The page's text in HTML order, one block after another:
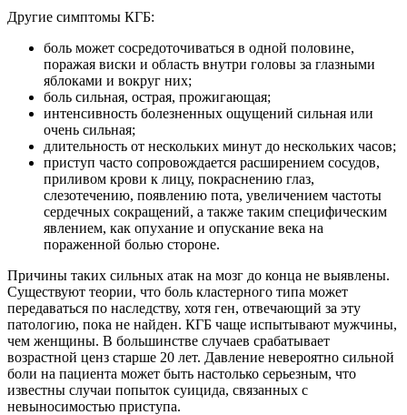
Другие симптомы КГБ:
боль может сосредоточиваться в одной половине,
поражая виски и область внутри головы за глазными
яблоками и вокруг них;
боль сильная, острая, прожигающая;
интенсивность болезненных ощущений сильная или
очень сильная;
длительность от нескольких минут до нескольких часов;
приступ часто сопровождается расширением сосудов,
приливом крови к лицу, покраснению глаз,
слезотечению, появлению пота, увеличением частоты
сердечных сокращений, а также таким специфическим
явлением, как опухание и опускание века на
пораженной болью стороне.
Причины таких сильных атак на мозг до конца не выявлены.
Существуют теории, что боль кластерного типа может
передаваться по наследству, хотя ген, отвечающий за эту
патологию, пока не найден. КГБ чаще испытывают мужчины,
чем женщины. В большинстве случаев срабатывает
возрастной ценз старше 20 лет. Давление невероятно сильной
боли на пациента может быть настолько серьезным, что
известны случаи попыток суицида, связанных с
невыносимостью приступа.